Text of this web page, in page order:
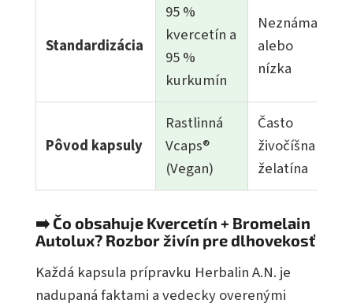
Standardizácia
95 %
kvercetín a
95 %
kurkumín
Neznáma
alebo
nízka
Pôvod kapsuly
Rastlinná
Vcaps®
(Vegan)
Často
živočíšna
želatína
➡️ Čo obsahuje Kvercetín + Bromelain
Autolux? Rozbor živín pre dlhovekosť
Každá kapsula prípravku Herbalin A.N. je
nadupaná faktami a vedecky overenými